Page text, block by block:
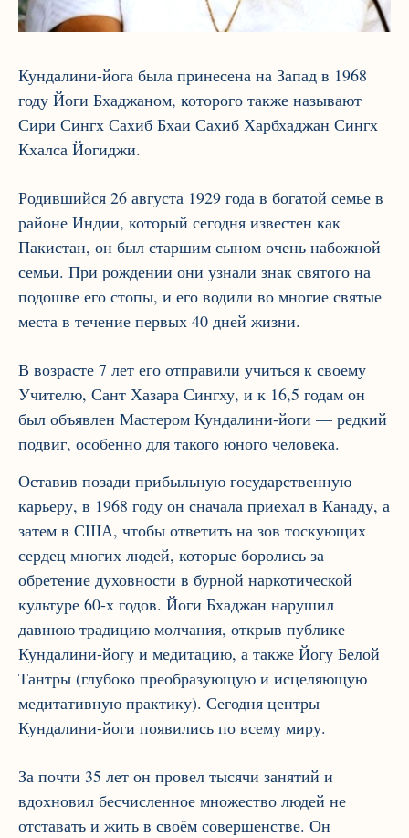
Кундалини-йога была принесена на Запад в 1968
году Йоги Бхаджаном, которого также называют
Сири Сингх Сахиб Бхаи Сахиб Харбхаджан Сингх
Кхалса Йогиджи.
Родившийся 26 августа 1929 года в богатой семье в
районе Индии, который сегодня известен как
Пакистан, он был старшим сыном очень набожной
семьи. При рождении они узнали знак святого на
подошве его стопы, и его водили во многие святые
места в течение первых 40 дней жизни.
В возрасте 7 лет его отправили учиться к своему
Учителю, Сант Хазара Сингху, и к 16,5 годам он
был объявлен Мастером Кундалини-йоги — редкий
подвиг, особенно для такого юного человека.
Оставив позади прибыльную государственную
карьеру, в 1968 году он сначала приехал в Канаду, а
затем в США, чтобы ответить на зов тоскующих
сердец многих людей, которые боролись за
обретение духовности в бурной наркотической
культуре 60-х годов. Йоги Бхаджан нарушил
давнюю традицию молчания, открыв публике
Кундалини-йогу и медитацию, а также Йогу Белой
Тантры (глубоко преобразующую и исцеляющую
медитативную практику). Сегодня центры
Кундалини-йоги появились по всему миру.
За почти 35 лет он провел тысячи занятий и
вдохновил бесчисленное множество людей не
отставать и жить в своём совершенстве. Он